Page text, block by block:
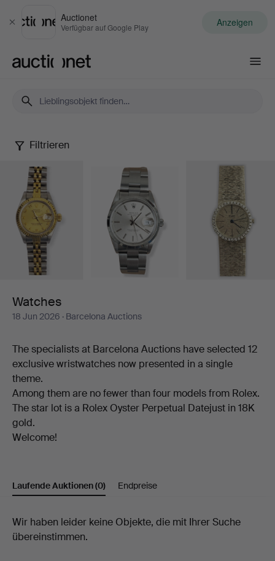
Schließen
Auctionet
Verfügbar auf Google Play Anzeigen
Watches
Filtrieren
Watches
18 Jun 2026 · Barcelona Auctions
The specialists at Barcelona Auctions have selected 12
exclusive wristwatches now presented in a single
theme.
Among them are no fewer than four models from Rolex.
The star lot is a Rolex Oyster Perpetual Datejust in 18K
gold.
Welcome!
Laufende Auktionen(0) Endpreise
Laufende
Wir haben leider keine Objekte, die mit Ihrer Suche
übereinstimmen.